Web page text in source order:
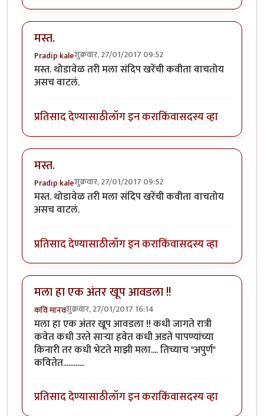
मस्त.
Pradip kaleशुक्रवार, 27/01/2017 09:52
मस्त. थोडावेळ तरी मला संदिप खरेंची कवीता वाचतोय
असच वाटलं.
प्रतिसाद देण्यासाठीलॉग इन कराकिंवासदस्य व्हा
मस्त.
Pradip kaleशुक्रवार, 27/01/2017 09:52
मस्त. थोडावेळ तरी मला संदिप खरेंची कवीता वाचतोय
असच वाटलं.
प्रतिसाद देण्यासाठीलॉग इन कराकिंवासदस्य व्हा
मला हा एक अंतर खूप आवडला !!
कवि मानवशुक्रवार, 27/01/2017 16:14
मला हा एक अंतर खूप आवडला !! कधी जागते रात्री
कवेत कधी उरते साऱ्या हवेत कधी अडते पापण्यांच्या
किनारी तर कधी भेटते माझी मला.... तिच्याच "अपुर्ण"
कवितेत............
प्रतिसाद देण्यासाठीलॉग इन कराकिंवासदस्य व्हा